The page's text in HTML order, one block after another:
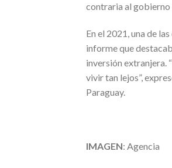
contraria al gobierno
En el 2021, una de
informe que
inversión extranjera.
vivir tan lejos”,
Paraguay.
IMAGEN: Agencia